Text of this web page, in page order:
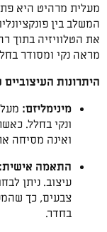
מעלית מרהיט היא
המשלב בין
את הטלוויזיה בתוך
מראה נקי ומסודר
היתרונות
מינימליזם:
ונקי בחלל.
ואינה מסיחה
התאמה אישית:
עיצוב. ניתן
צבעים, כך
בחדר.